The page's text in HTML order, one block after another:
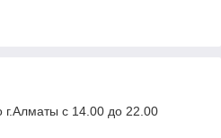
г.Алматы с 14.00 до 22.00